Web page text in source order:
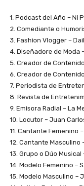
1. Podcast del Año – Ni
2. Comediante o
3. Fashion Vlogger –
4. Diseñadore de Moda
5. Creador de
6. Creador de
7. Periodista de
8. Revista de
9. Emisora Radial – La
10. Locutor – Juan
11. Cantante Femenino
12. Cantante Masculino
13. Grupo o Dúo Musical
14. Modelo Femenino –
15. Modelo Masculino –